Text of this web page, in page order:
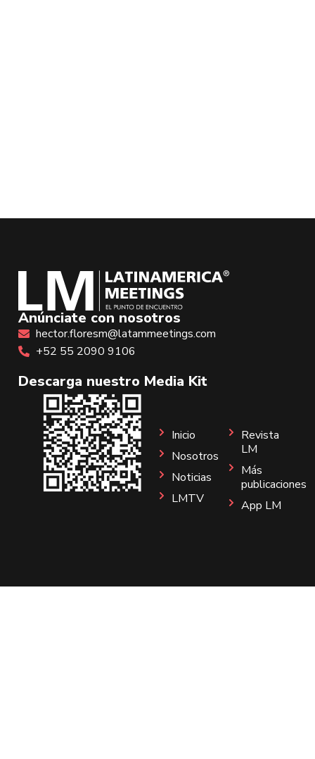
Anúnciate con nosotros
hector.floresm@latammeetings.com
+52 55 2090 9106
Descarga nuestro Media Kit
Inicio
Nosotros
Noticias
LMTV
Revista
LM
Más
publicaciones
App LM